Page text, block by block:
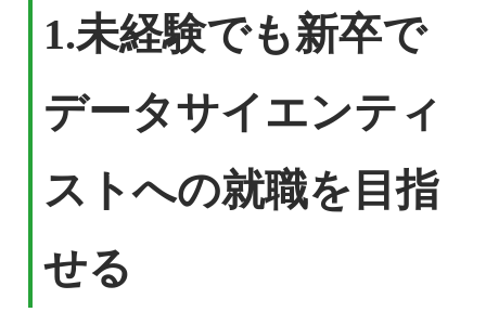
1.未経験でも新卒で
データサイエンティ
ストへの就職を目指
せる